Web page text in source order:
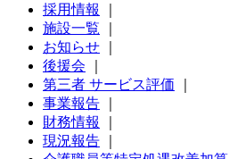
採用情報
施設一覧
お知らせ
後援会
第三者 サービス評価
事業報告
財務情報
現況報告